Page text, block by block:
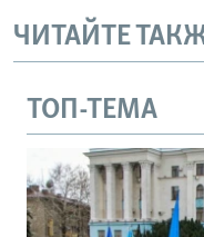
ЧИТАЙТЕ
ТОП-ТЕМА